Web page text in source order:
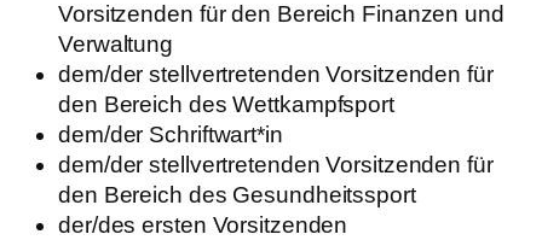
Vorsitzenden für den Bereich Finanzen und
Verwaltung
dem/der stellvertretenden Vorsitzenden für
den Bereich des Wettkampfsport
dem/der Schriftwart*in
dem/der stellvertretenden Vorsitzenden für
den Bereich des Gesundheitssport
der/des ersten Vorsitzenden